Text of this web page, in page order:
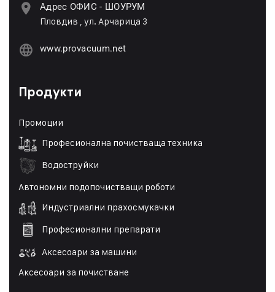
Адрес ОФИС - ШОУРУМ
Пловдив , ул. Арчарица 3
www.provacuum.net
Продукти
Промоции
Професионална почистваща техника
Водоструйки
Автономни подопочистващи роботи
Индустриални прахосмукачки
Професионални препарати
Аксесоари за машини
Аксесоари за почистване